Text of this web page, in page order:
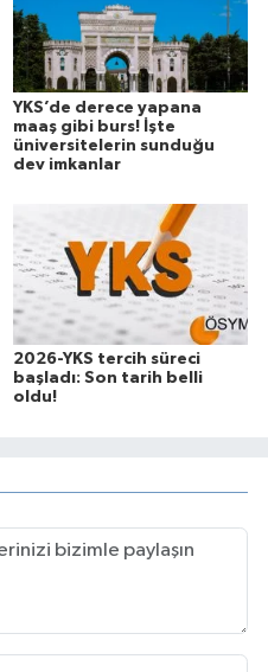
YKS’de derece yapana
maaş gibi burs! İşte
üniversitelerin sunduğu
dev imkanlar
2026-YKS tercih süreci
başladı: Son tarih belli
oldu!